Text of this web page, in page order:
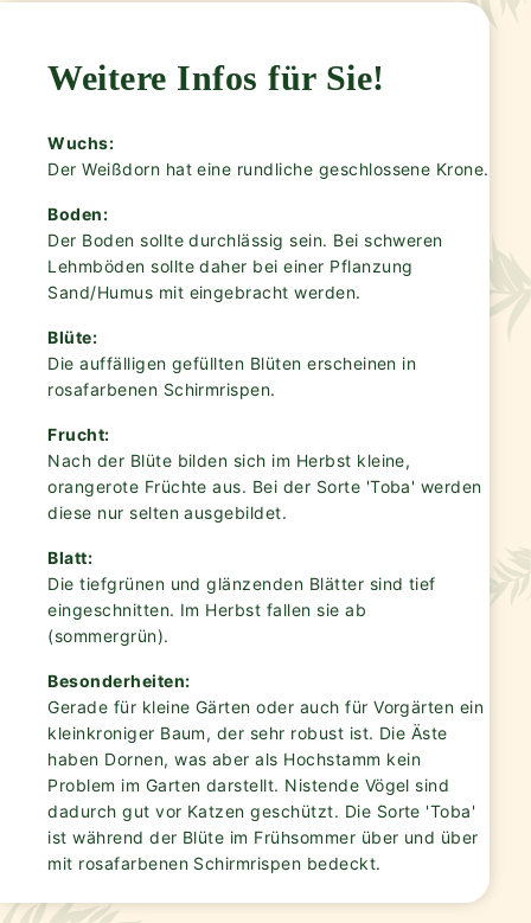
Weitere Infos für Sie!
Wuchs:
Der Weißdorn hat eine rundliche geschlossene Krone.
Boden:
Der Boden sollte durchlässig sein. Bei schweren
Lehmböden sollte daher bei einer Pflanzung
Sand/Humus mit eingebracht werden.
Blüte:
Die auffälligen gefüllten Blüten erscheinen in
rosafarbenen Schirmrispen.
Frucht:
Nach der Blüte bilden sich im Herbst kleine,
orangerote Früchte aus. Bei der Sorte 'Toba' werden
diese nur selten ausgebildet.
Blatt:
Die tiefgrünen und glänzenden Blätter sind tief
eingeschnitten. Im Herbst fallen sie ab
(sommergrün).
Besonderheiten:
Gerade für kleine Gärten oder auch für Vorgärten ein
kleinkroniger Baum, der sehr robust ist. Die Äste
haben Dornen, was aber als Hochstamm kein
Problem im Garten darstellt. Nistende Vögel sind
dadurch gut vor Katzen geschützt. Die Sorte 'Toba'
ist während der Blüte im Frühsommer über und über
mit rosafarbenen Schirmrispen bedeckt.